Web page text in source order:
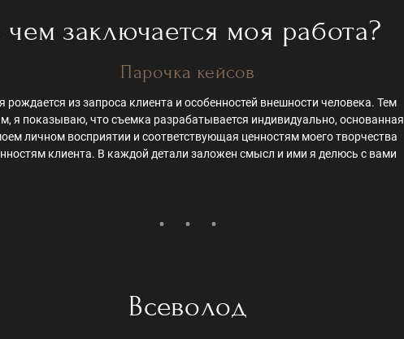
чем заключается моя работа?
Парочка кейсов
рождается из запроса клиента и особенностей внешности человека. Тем
я показываю, что съемка разрабатывается индивидуально, основанная
личном восприятии и соответствующая ценностям моего творчества
клиента. В каждой детали заложен смысл и ими я делюсь с вами
Всеволод